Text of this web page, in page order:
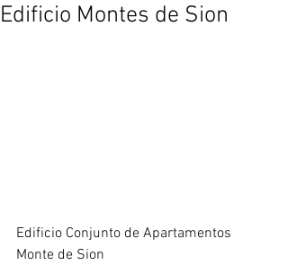
Edificio Montes de Sion
Edificio Conjunto de Apartamentos
Monte de Sion